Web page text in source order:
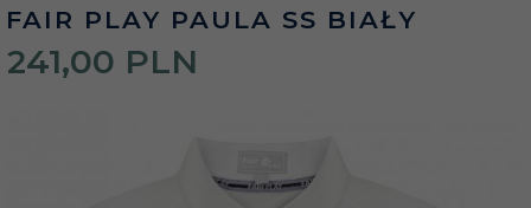
FAIR PLAY PAULA SS BIAŁY
241,00 PLN